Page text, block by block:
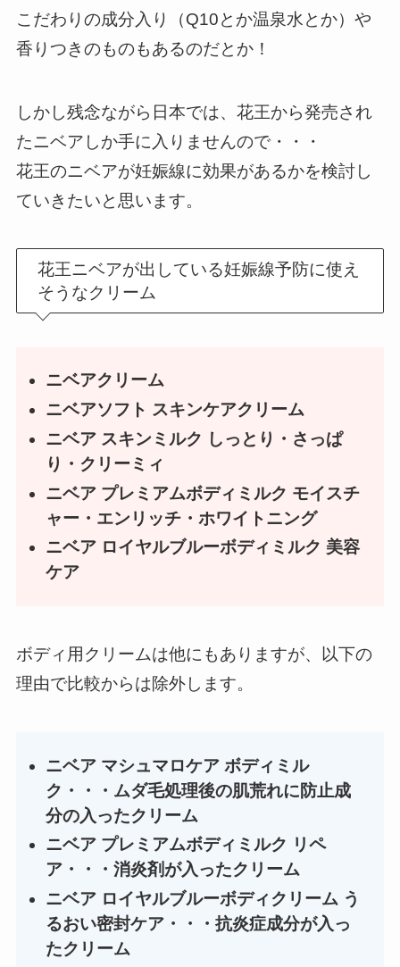
こだわりの成分入り（Q10とか温泉水とか）や
香りつきのものもあるのだとか！
しかし残念ながら日本では、花王から発売され
たニベアしか手に入りませんので・・・
花王のニベアが妊娠線に効果があるかを検討し
ていきたいと思います。
花王ニベアが出している妊娠線予防に使え
そうなクリーム
ニベアクリーム
ニベアソフト スキンケアクリーム
ニベア スキンミルク しっとり・さっぱ
り・クリーミィ
ニベア プレミアムボディミルク モイスチ
ャー・エンリッチ・ホワイトニング
ニベア ロイヤルブルーボディミルク 美容
ケア
ボディ用クリームは他にもありますが、以下の
理由で比較からは除外します。
ニベア マシュマロケア ボディミル
ク・・・ムダ毛処理後の肌荒れに防止成
分の入ったクリーム
ニベア プレミアムボディミルク リペ
ア・・・消炎剤が入ったクリーム
ニベア ロイヤルブルーボディクリーム う
るおい密封ケア・・・抗炎症成分が入っ
たクリーム